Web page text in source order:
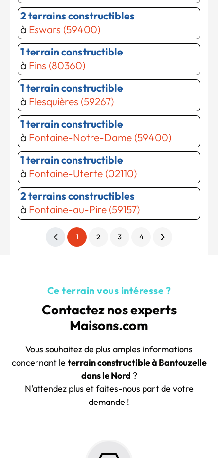
2 terrains constructibles
à Eswars (59400)
1 terrain constructible
à Fins (80360)
1 terrain constructible
à Flesquières (59267)
1 terrain constructible
à Fontaine-Notre-Dame (59400)
1 terrain constructible
à Fontaine-Uterte (02110)
2 terrains constructibles
à Fontaine-au-Pire (59157)
1 2 3 4
Ce terrain vous intéresse ?
Contactez nos experts
Maisons.com
Vous souhaitez de plus amples informations
concernant le terrain constructible à Bantouzelle
dans le Nord ?
N'attendez plus et faites-nous part de votre
demande !